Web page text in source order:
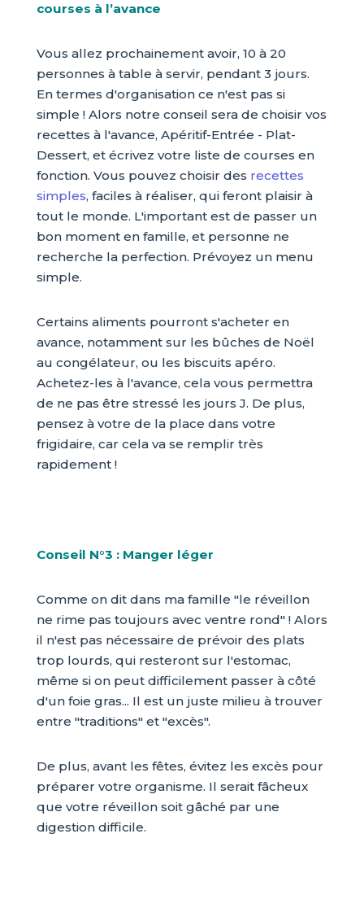
courses à l’avance
Vous allez prochainement avoir, 10 à 20
personnes à table à servir, pendant 3 jours.
En termes d'organisation ce n'est pas si
simple ! Alors notre conseil sera de choisir vos
recettes à l'avance, Apéritif-Entrée - Plat-
Dessert, et écrivez votre liste de courses en
fonction. Vous pouvez choisir des recettes
simples, faciles à réaliser, qui feront plaisir à
tout le monde. L'important est de passer un
bon moment en famille, et personne ne
recherche la perfection. Prévoyez un menu
simple.
Certains aliments pourront s'acheter en
avance, notamment sur les bûches de Noël
au congélateur, ou les biscuits apéro.
Achetez-les à l'avance, cela vous permettra
de ne pas être stressé les jours J. De plus,
pensez à votre de la place dans votre
frigidaire, car cela va se remplir très
rapidement !
Conseil N°3 : Manger léger
Comme on dit dans ma famille "le réveillon
ne rime pas toujours avec ventre rond" ! Alors
il n'est pas nécessaire de prévoir des plats
trop lourds, qui resteront sur l'estomac,
même si on peut difficilement passer à côté
d'un foie gras... Il est un juste milieu à trouver
entre "traditions" et "excès".
De plus, avant les fêtes, évitez les excès pour
préparer votre organisme. Il serait fâcheux
que votre réveillon soit gâché par une
digestion difficile.